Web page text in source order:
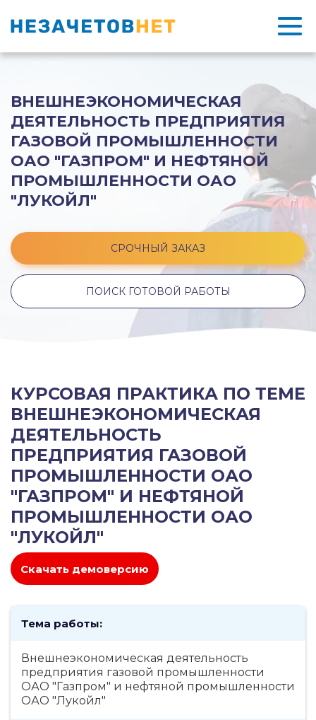
ВНЕШНЕЭКОНОМИЧЕСКАЯ
ДЕЯТЕЛЬНОСТЬ ПРЕДПРИЯТИЯ
ГАЗОВОЙ ПРОМЫШЛЕННОСТИ
ОАО "ГАЗПРОМ" И НЕФТЯНОЙ
ПРОМЫШЛЕННОСТИ ОАО
"ЛУКОЙЛ"
СРОЧНЫЙ ЗАКАЗ
ПОИСК ГОТОВОЙ РАБОТЫ
КУРСОВАЯ ПРАКТИКА ПО ТЕМЕ
ВНЕШНЕЭКОНОМИЧЕСКАЯ
ДЕЯТЕЛЬНОСТЬ
ПРЕДПРИЯТИЯ ГАЗОВОЙ
ПРОМЫШЛЕННОСТИ ОАО
"ГАЗПРОМ" И НЕФТЯНОЙ
ПРОМЫШЛЕННОСТИ ОАО
"ЛУКОЙЛ"
Скачать демоверсию
Тема работы:
Внешнеэкономическая деятельность
предприятия газовой промышленности
ОАО "Газпром" и нефтяной промышленности
ОАО "Лукойл"